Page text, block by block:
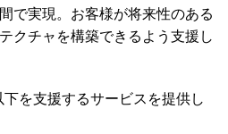
で実現。お客様が将来性のある
クチャを構築できるよう支援し
下を支援するサービスを提供し